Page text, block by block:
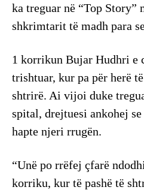
ka treguar në “Top Story”
shkrimtarit të madh para
1 korrikun Bujar Hudhri e
trishtuar, kur pa për herë
shtrirë. Ai vijoi duke
spital, drejtuesi ankohej
hapte njeri rrugën.
“Unë po rrëfej çfarë
korriku, kur të pashë të